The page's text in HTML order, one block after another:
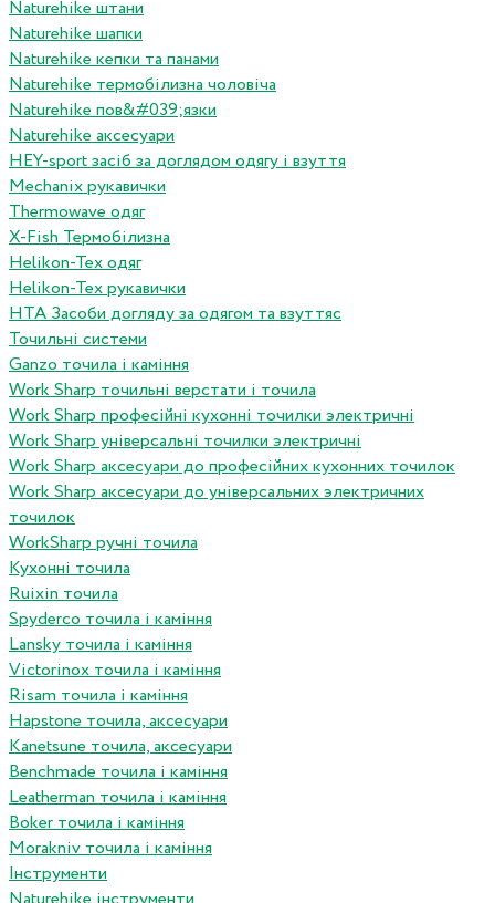
Naturehike штани
Naturehike шапки
Naturehike кепки та панами
Naturehike термобілизна чоловіча
Naturehike пов&#039;язки
Naturehike аксесуари
HEY-sport засіб за доглядом одягу і взуття
Mechanix рукавички
Thermowave одяг
X-Fish Термобілизна
Helikon-Tex одяг
Helikon-Tex рукавички
HTA Засоби догляду за одягом та взуттяс
Точильні системи
Ganzo точила і каміння
Work Sharp точильні верстати і точила
Work Sharp професiйнi кухоннi точилки электричнi
Work Sharp унiверсальнi точилки электричнi
Work Sharp аксесуари до професiйних кухонних точилок
Work Sharp аксесуари до унiверсальних электричних
точилок
WorkSharp ручні точила
Кухонні точила
Ruixin точила
Spyderco точила і каміння
Lansky точила і каміння
Victorinox точила і каміння
Risam точила і каміння
Hapstone точила, аксесуари
Kanetsune точила, аксесуари
Benchmade точила і каміння
Leatherman точила і каміння
Boker точила і каміння
Morakniv точила і каміння
Інструменти